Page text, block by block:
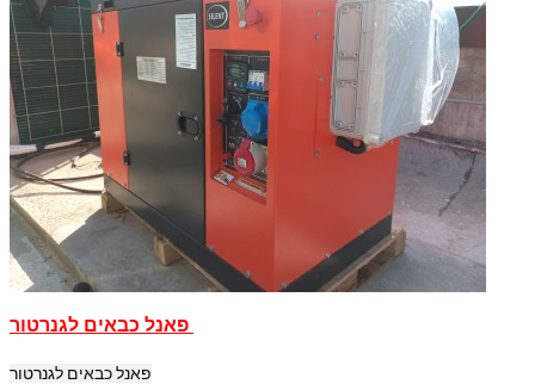
פאנל כבאים לגנרטור